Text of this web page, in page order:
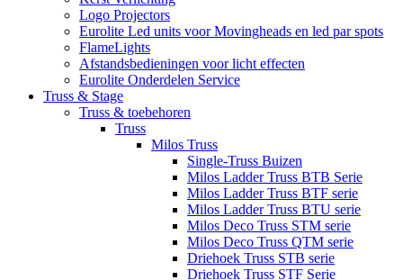
Logo Projectors
Eurolite Led units voor Movingheads en led par spots
FlameLights
Afstandsbedieningen voor licht effecten
Eurolite Onderdelen Service
Truss & Stage
Truss & toebehoren
Truss
Milos Truss
Single-Truss Buizen
Milos Ladder Truss BTB Serie
Milos Ladder Truss BTF serie
Milos Ladder Truss BTU serie
Milos Deco Truss STM serie
Milos Deco Truss QTM serie
Driehoek Truss STB serie
Driehoek Truss STF Serie